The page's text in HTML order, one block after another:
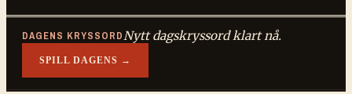
DAGENS KRYSSORDNytt dagskryssord klart nå.
SPILL DAGENS →